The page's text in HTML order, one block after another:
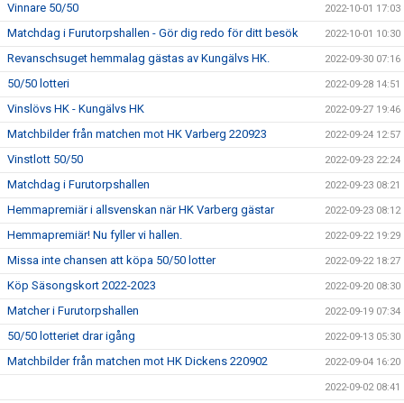
Vinnare 50/50 2022-10-01 17:03
Matchdag i Furutorpshallen - Gör dig redo för ditt besök 2022-10-01 10:30
Revanschsuget hemmalag gästas av Kungälvs HK. 2022-09-30 07:16
50/50 lotteri 2022-09-28 14:51
Vinslövs HK - Kungälvs HK 2022-09-27 19:46
Matchbilder från matchen mot HK Varberg 220923 2022-09-24 12:57
Vinstlott 50/50 2022-09-23 22:24
Matchdag i Furutorpshallen 2022-09-23 08:21
Hemmapremiär i allsvenskan när HK Varberg gästar 2022-09-23 08:12
Hemmapremiär! Nu fyller vi hallen. 2022-09-22 19:29
Missa inte chansen att köpa 50/50 lotter 2022-09-22 18:27
Köp Säsongskort 2022-2023 2022-09-20 08:30
Matcher i Furutorpshallen 2022-09-19 07:34
50/50 lotteriet drar igång 2022-09-13 05:30
Matchbilder från matchen mot HK Dickens 220902 2022-09-04 16:20
2022-09-02 08:41